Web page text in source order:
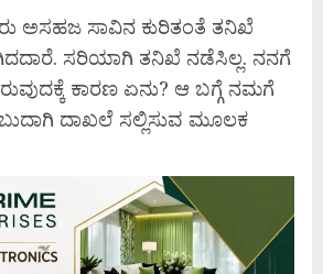
ಅಸಹಜ ಸಾವಿನ ಕುರಿತಂತೆ ತನಿಖೆ
ಸರಿಯಾಗಿ ತನಿಖೆ ನಡೆಸಿಲ್ಲ. ನನಗೆ
ಕಾರಣ ಏನು? ಆ ಬಗ್ಗೆ ನಮಗೆ
ದಾಖಲೆ ಸಲ್ಲಿಸುವ ಮೂಲಕ